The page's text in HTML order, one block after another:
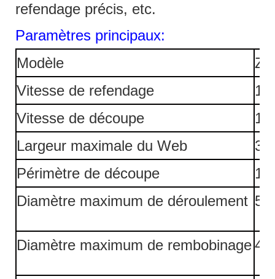
refendage précis, etc.
Paramètres principaux:
Modèle
Vitesse de refendage
Vitesse de découpe
Largeur maximale du Web
Périmètre de découpe
Diamètre maximum de déroulement
Diamètre maximum de rembobinage